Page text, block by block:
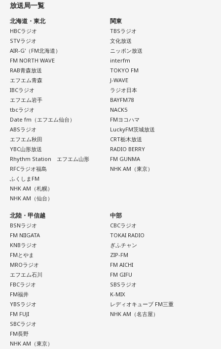
んでいる。という意味でこの「強」の字になっているんで
す。
寺内：確かに「きょううん」と言われたら「凶運」に聞こえ
ちゃうこともありますね。
三輪田：ただ、人気すぎて、今は頒布が休止中なんです。
小林：『もっちゅりん』ってことですね。
三輪田：『もっちゅりん』になりますね（笑）。
寺内：『もっちゅりん』の方が後だから、『もっちゅりん』
が強運御守くらい売れてんだよ。
3色を用いるので、毎年、お色が変わるんです。
※令和9年の強運御守。次の頒布は12月を予定。令和8年強運御守は頒布終了しております。
寺内：またそそることやっているじゃないですか！
三輪田：いやいや（笑）。
小林：毎年お色が変わるなんて、欲しくなるって。そりゃ並
ぶよ！
たりとかね」
一蔵「そう。「これAIだ」とかさ。（笑） 他に色々苦労し
ている町内会もたくさんあると思うんですが、こういう町内
会もあるんだよと。若い子がやったって、やる気さえあれば
いいんだって。周りが盛り立てていけば誰でもなれるし、近
所の人と集まってお話しするっていうのもいいことだと思い
ます。町内会文化はなくなってほしくないんで、なんだった
ら、こういう町内会にはワタシ、ノーギャラで落語やりに行
きますから」
水谷（笑）
一蔵 「もう言いましたよ。もうノーギャラでもいいぐらい。
もう盛り上げますよ、本当」
会田「ベッセント財務長官のインタビューと、この誰だかよ
くわからない匿名の政府高官の発言が混ぜこぜになって、さ
もベッセント財務長官が日本の消費減税に反対したかのよう
な印象を与える記事が掲載されて、今、大きな問題となって
います。この誰かよくわからないアメリカの政府高官ですと
か、匿名の閣僚経験者の発言というのは、それほど重要では
ないということです。重要であれば、しっかり名前を出して
発言してくるはずですから、まったく問題にはならないと思
います」
寺島「ベッセント財務長官はどういったかと言いますと、こ
れはNHKによるんですが…NHKの独占インタビューだったよ
うな感じです。日米の金利差が円安の要因だと指摘される
中、日銀が次の会合で利上げに踏み切るべきかと問われたの
に対し、ベッセント財務長官は具体的な政策の方向性への言
な信頼を寄せている。日本経済にとって最善の措置を講じる
と確信している」と述べたといいます。これまでベッセント
長官は円安で日本国債が売られて長期金利が急激に上昇する
ことがアメリカの長期金利などに及ぼす影響を警戒してきま
した。で、「重要なことは、長年にわたって日本国債が世界
の金利の基準となってきたことであり、その機能が失われつ
つあるというような認識が広まれば、市場にとって好ましく
ない混乱を招くことになる」と語り、その上で「日米の当局
は、日本国債が非常に安全で健全な資産であるという見解で
完全に一致している」と強調しました。これとごっちゃにな
放送局一覧
北海道・東北
HBCラジオ
STVラジオ
AIR-G'（FM北海道）
FM NORTH WAVE
RAB青森放送
エフエム青森
IBCラジオ
エフエム岩手
tbcラジオ
Date fm（エフエム仙台）
ABSラジオ
エフエム秋田
YBC山形放送
Rhythm Station エフエム山形
RFCラジオ福島
ふくしまFM
NHK AM（札幌）
NHK AM（仙台）
関東
TBSラジオ
文化放送
ニッポン放送
interfm
TOKYO FM
J-WAVE
ラジオ日本
BAYFM78
NACK5
FMヨコハマ
LuckyFM茨城放送
CRT栃木放送
RADIO BERRY
FM GUNMA
NHK AM（東京）
北陸・甲信越
BSNラジオ
FM NIIGATA
KNBラジオ
FMとやま
MROラジオ
エフエム石川
FBCラジオ
FM福井
YBSラジオ
FM FUJI
SBCラジオ
FM長野
NHK AM（東京）
中部
CBCラジオ
TOKAI RADIO
ぎふチャン
ZIP-FM
FM AICHI
FM GIFU
SBSラジオ
K-MIX
レディオキューブ FM三重
NHK AM（名古屋）